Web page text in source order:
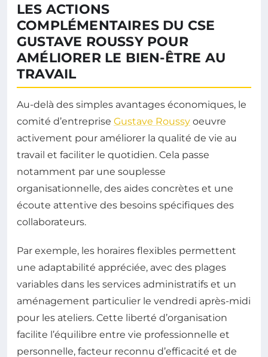
LES ACTIONS
COMPLÉMENTAIRES DU CSE
GUSTAVE ROUSSY POUR
AMÉLIORER LE BIEN-ÊTRE AU
TRAVAIL
Au-delà des simples avantages économiques, le
comité d’entreprise Gustave Roussy oeuvre
activement pour améliorer la qualité de vie au
travail et faciliter le quotidien. Cela passe
notamment par une souplesse
organisationnelle, des aides concrètes et une
écoute attentive des besoins spécifiques des
collaborateurs.
Par exemple, les horaires flexibles permettent
une adaptabilité appréciée, avec des plages
variables dans les services administratifs et un
aménagement particulier le vendredi après-midi
pour les ateliers. Cette liberté d’organisation
facilite l’équilibre entre vie professionnelle et
personnelle, facteur reconnu d’efficacité et de